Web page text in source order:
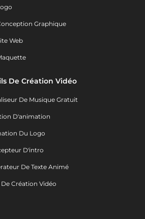
Graphique
Web
De Création Vidéo
De Musique Gratuit
D'animation
Du Logo
D'intro
De Texte Animé
Création Vidéo